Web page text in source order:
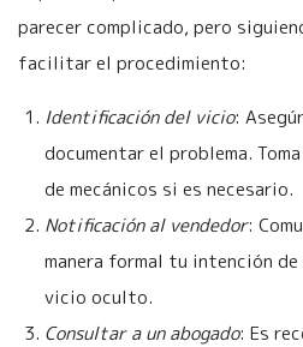
parecer complicado, pero
facilitar el procedimiento:
Identificación del vicio:
documentar el problema.
de mecánicos si es necesario.
Notificación al vendedor:
manera formal tu intención
vicio oculto.
Consultar a un abogado: Es